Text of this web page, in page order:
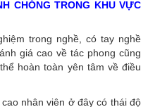
CHÓNG TRONG KHU VỰC
trong nghề, có tay nghề
giá cao về tác phong cũng
hoàn toàn yên tâm về điều
nhân viên ở đây có thái độ